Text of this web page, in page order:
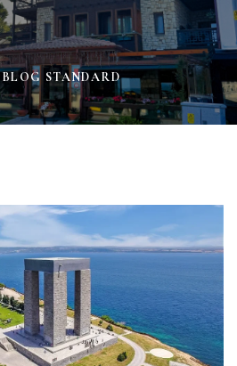
BLOG STANDARD